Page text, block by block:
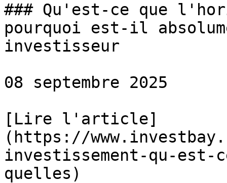
### Qu'est-ce que
pourquoi est-il
investisseur
08 septembre 2025
[Lire l'article]
(https://
investissement-qu-
quelles)